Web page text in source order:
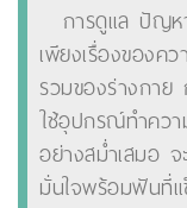
การดูแล ปัญห
เพียงเรื่องของค
รวมของร่างกา
ใช้อุปกรณ์ทำคว
อย่างสม่ำเสมอ
มั่นใจพร้อมฟันที่แ